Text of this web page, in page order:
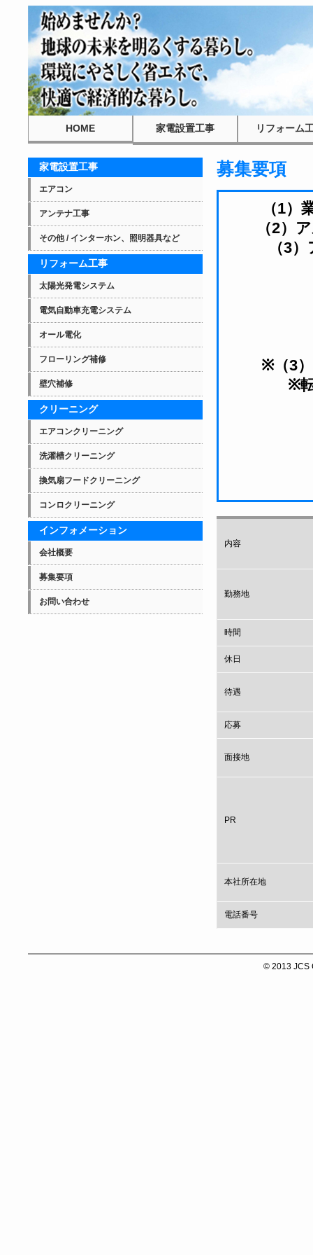
HOME 家電設置工事
エアコン
アンテナ工事
その他 / インターホン、テレビ、照明器具な
リフォーム
太陽光発電シス
電気自動車充電
オール電化
フローリング補
壁穴補修
家電設置工事
エアコン
アンテナ工事
その他 / インターホン、照明器具など
リフォーム工事
太陽光発電システム
電気自動車充電システム
オール電化
フローリング補修
壁穴補修
クリーニング
エアコンクリーニング
洗濯槽クリーニング
換気扇フードクリーニング
コンロクリーニング
インフォメーション
会社概要
募集要項
お問い合わせ
募集要項
（1
（2）
（3
※（3
※
内容
勤務地
時間
休日
待遇
応募
面接地
PR
本社所在地
電話番号
© 2013 JCS